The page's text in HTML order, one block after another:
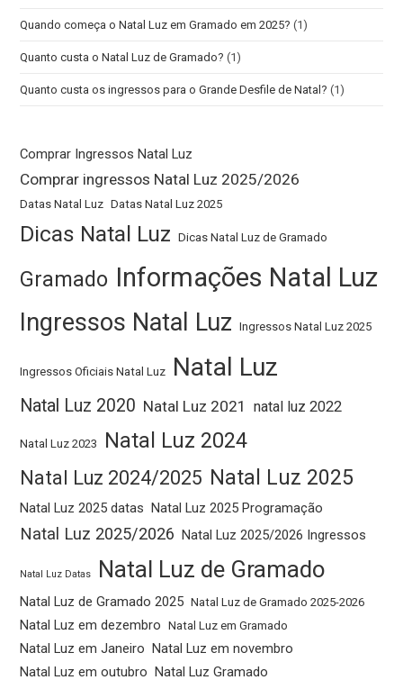
Quando começa o Natal Luz em Gramado em 2025? (1)
Quanto custa o Natal Luz de Gramado? (1)
Quanto custa os ingressos para o Grande Desfile de Natal? (1)
Comprar Ingressos Natal Luz
Comprar ingressos Natal Luz 2025/2026
Datas Natal Luz Datas Natal Luz 2025
Dicas Natal Luz Dicas Natal Luz de Gramado
Gramado Informações Natal Luz
Ingressos Natal Luz Ingressos Natal Luz 2025
Ingressos Oficiais Natal Luz Natal Luz
Natal Luz 2020 Natal Luz 2021 natal luz 2022
Natal Luz 2023 Natal Luz 2024
Natal Luz 2024/2025 Natal Luz 2025
Natal Luz 2025 datas Natal Luz 2025 Programação
Natal Luz 2025/2026 Natal Luz 2025/2026 Ingressos
Natal Luz Datas Natal Luz de Gramado
Natal Luz de Gramado 2025 Natal Luz de Gramado 2025-2026
Natal Luz em dezembro Natal Luz em Gramado
Natal Luz em Janeiro Natal Luz em novembro
Natal Luz em outubro Natal Luz Gramado